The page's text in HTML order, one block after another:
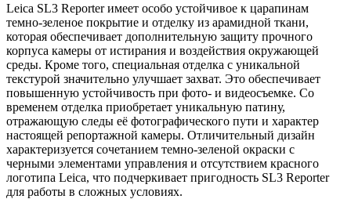
Leica SL3 Reporter имеет особо устойчивое к царапинам
темно-зеленое покрытие и отделку из арамидной ткани,
которая обеспечивает дополнительную защиту прочного
корпуса камеры от истирания и воздействия окружающей
среды. Кроме того, специальная отделка с уникальной
текстурой значительно улучшает захват. Это обеспечивает
повышенную устойчивость при фото- и видеосъемке. Со
временем отделка приобретает уникальную патину,
отражающую следы её фотографического пути и характер
настоящей репортажной камеры. Отличительный дизайн
характеризуется сочетанием темно-зеленой окраски с
черными элементами управления и отсутствием красного
логотипа Leica, что подчеркивает пригодность SL3 Reporter
для работы в сложных условиях.